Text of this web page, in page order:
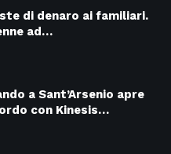
di denaro ai familiari.
ad…
a Sant’Arsenio apre
con Kinesis…